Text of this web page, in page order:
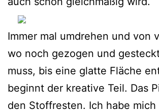
Immer mal umdrehen und von
wo noch gezogen und
muss, bis eine glatte Fläche
beginnt der kreative Teil. Das
den Stoffresten. Ich habe